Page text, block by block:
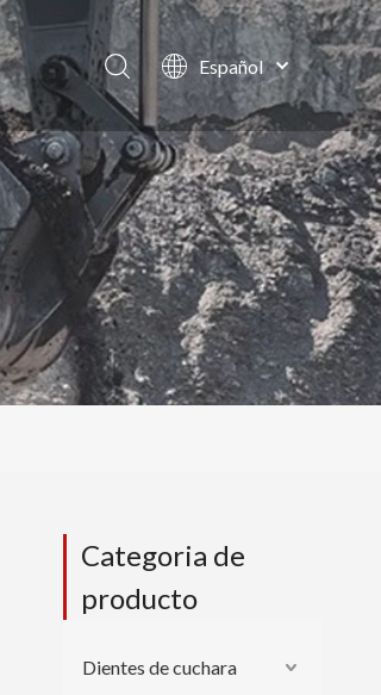
Español
English
العربية
Français
Pусский
Português
Categoria de
producto
Dientes de cuchara